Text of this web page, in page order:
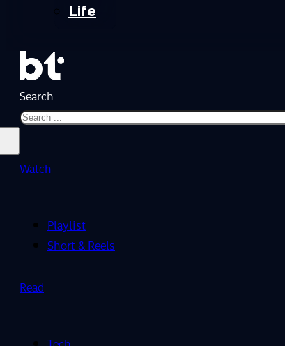
Life
Search
Watch
Playlist
Short & Reels
Read